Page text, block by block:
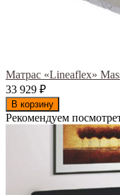
Матрас «Lineaflex»
33 929 ₽
В корзину
Рекомендуем